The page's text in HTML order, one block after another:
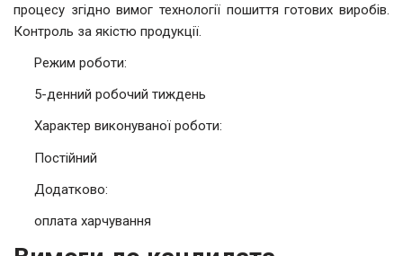
процесу згідно вимог технології пошиття готових виробів.
Контроль за якістю продукції.
Режим роботи:
5-денний робочий тиждень
Характер виконуваної роботи:
Постійний
Додатково:
оплата харчування